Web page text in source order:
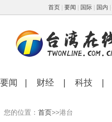
首页| 要闻 国际| 国内
要闻 财经 科技
您的位置： 首页>>港台